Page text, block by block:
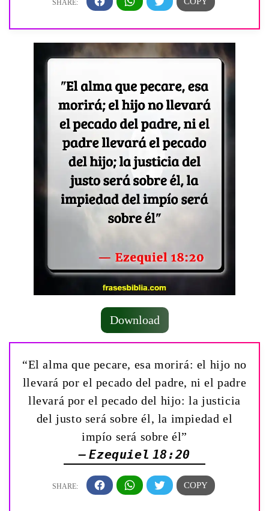
Download
“El alma que pecare, esa morirá: el hijo no
llevará por el pecado del padre, ni el padre
llevará por el pecado del hijo: la justicia
del justo será sobre él, la impiedad el
impío será sobre él”
— Ezequiel 18:20